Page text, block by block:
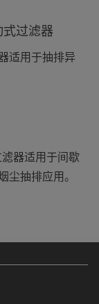
过滤器
适用于抽排异
器适用于间歇
尘抽排应用。